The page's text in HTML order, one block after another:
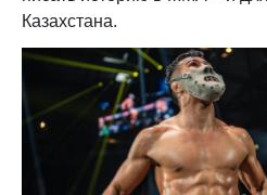
Казахстана.